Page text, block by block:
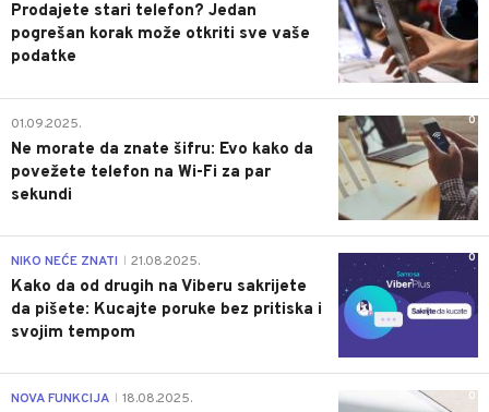
Prodajete stari telefon? Jedan
pogrešan korak može otkriti sve vaše
podatke
0
01.09.2025.
Ne morate da znate šifru: Evo kako da
povežete telefon na Wi-Fi za par
sekundi
0
NIKO NEĆE ZNATI 21.08.2025.
Kako da od drugih na Viberu sakrijete
da pišete: Kucajte poruke bez pritiska i
svojim tempom
0
NOVA FUNKCIJA 18.08.2025.